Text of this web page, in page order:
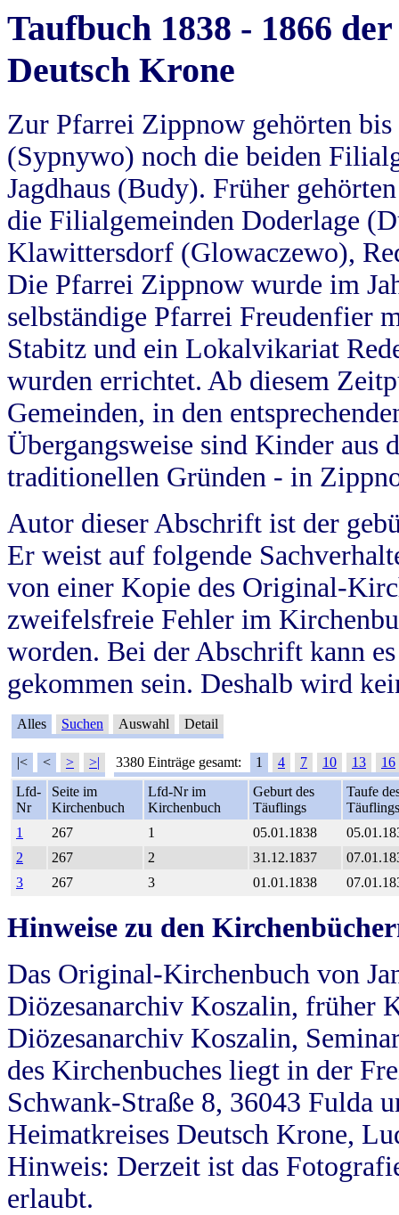
Taufbuch 1838 - 1866
Deutsch Krone
Zur Pfarrei Zippnow gehörten
(Sypnywo) noch die beiden
Jagdhaus (Budy). Früher
die Filialgemeinden Doderlage
Klawittersdorf (Glowaczewo),
Die Pfarrei Zippnow wurde im
selbständige Pfarrei Freudenfier
Stabitz und ein Lokalvikariat
wurden errichtet. Ab diesem
Gemeinden, in den
Übergangsweise sind Kinder aus
traditionellen Gründen - in
Autor dieser Abschrift ist der
Er weist auf folgende
von einer Kopie des Original-
zweifelsfreie Fehler im
worden. Bei der Abschrift kann
gekommen sein. Deshalb wird
Alles Suchen Auswahl Detail
|< < > >| 3380 Einträge gesamt: 1 4 7 10 13
16
Lfd-
Nr
Seite im
Kirchenbuch
Lfd-Nr im
Kirchenbuch
Geburt des
Täuflings
Taufe
Täuflings
1
267 1 05.01.1838
2
267 2 31.12.1837
3
267 3 01.01.1838
Hinweise zu den
Das Original-Kirchenbuch von
Diözesanarchiv Koszalin, früher
Diözesanarchiv Koszalin,
des Kirchenbuches liegt in der
Schwank-Straße 8, 36043 Fulda
Heimatkreises Deutsch Krone,
Hinweis: Derzeit ist das
erlaubt.